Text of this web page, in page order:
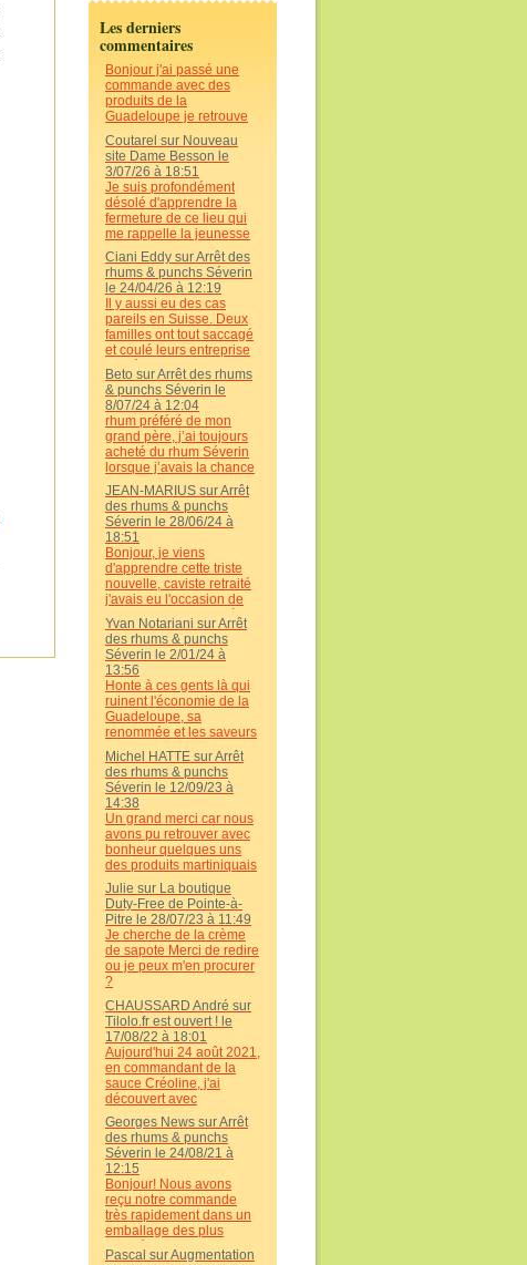
Les derniers
commentaires
Bonjour j'ai passé une
commande avec des
produits de la
Guadeloupe je retrouve
toutes les saveurs... Cela
me manquait, j'adore les
produits , tous me
manques 4 ans depuis le
retour en métropole et les
produits le goût,les
saveurs dans un plats ...
Merci pour votre
professionnalisme
l'envoie parfait et surper
bien emballé . Je
recommanderais.Merci
au personnel qui font les
envois.
Coutarel sur Nouveau
site Dame Besson le
3/07/26 à 18:51
Je suis profondément
désolé d'apprendre la
fermeture de ce lieu qui
me rappelle la jeunesse
car on sortait des
environs pour
s'approvisionner en
grande quantité cela va
nous manquer
Ciani Eddy sur Arrêt des
rhums & punchs Séverin
le 24/04/26 à 12:19
Il y aussi eu des cas
pareils en Suisse. Deux
familles ont tout saccagé
et coulé leurs entreprise
au détriment des
ouvriers. Comme par
hasard 🤔 leurs maisons (
luxueuses ) ont été la
proie des flammes. La
nature se venge toujours
( avec un p’tit coup de
pouce d’humains ) Tous
mon soutien à la famille
Marsolle.
Beto sur Arrêt des rhums
& punchs Séverin le
8/07/24 à 12:04
rhum préféré de mon
grand père, j’ai toujours
acheté du rhum Séverin
lorsque j’avais la chance
d’en trouver en
métropole. Suis
consternée de cette
sinistre information, qui
met un terme à une
distillerie renommée.
J’avais eu l’occasion de
la visiter lors d’un séjour
en famille et appréciié
son authenticité. Une
perte pour le patrimoine
de la Guadeloupe.
JEAN-MARIUS sur Arrêt
des rhums & punchs
Séverin le 28/06/24 à
18:51
Bonjour, je viens
d'apprendre cette triste
nouvelle, caviste retraité
j'avais eu l'occasion de
visiter cette distllerie à
titre professionnel et privé
il y a 6 ans. J'ai toujours
plébiscité et fait connaître
à mes clients
métropolitains le travail
admirable de Séverin qui
j'espère renaîtra de ces
cendres... Yvan
Yvan Notariani sur Arrêt
des rhums & punchs
Séverin le 2/01/24 à
13:56
Honte à ces gents là qui
ruinent l'économie de la
Guadeloupe, sa
renommée et les saveurs
locales sans oublier les
outrages au patrimoine
local; Honte à eux et à
leurs magouilles.
Michel HATTE sur Arrêt
des rhums & punchs
Séverin le 12/09/23 à
14:38
Un grand merci car nous
avons pu retrouver avec
bonheur quelques uns
des produits martiniquais
auxquels nous avons
goûté lors de notre
voyage cet été !! Bravo
pour cette belle initiative
qui permet de continuer à
voyager même chez nous
! Et félicitations pour
l'envoi rapide et soigné.
Julie sur La boutique
Duty-Free de Pointe-à-
Pitre le 28/07/23 à 11:49
Je cherche de la crème
de sapote Merci de redire
ou je peux m'en procurer
?
CHAUSSARD André sur
Tilolo.fr est ouvert ! le
17/08/22 à 18:01
Aujourd'hui 24 août 2021,
en commandant de la
sauce Créoline, j'ai
découvert avec
effarement cette
mauvaise nouvelle. Car il
y a quelques années,
c'était un site que j'avais
plaisir à faire découvrir à
la famille et amis qui
venaient avec moi en
Guadeloupe. Il y a
vraiment des imbéciles
qui n'ont aucun honneur !
Georges News sur Arrêt
des rhums & punchs
Séverin le 24/08/21 à
12:15
Bonjour! Nous avons
reçu notre commande
très rapidement dans un
emballage des plus
soigné ! Merci Tilolo !
Pascal sur Augmentation